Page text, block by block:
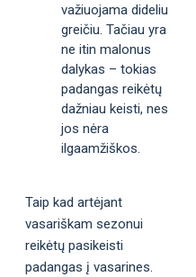
važiuojama dideliu
greičiu. Tačiau yra
ne itin malonus
dalykas – tokias
padangas reikėtų
dažniau keisti, nes
jos nėra
ilgaamžiškos.
Taip kad artėjant
vasariškam sezonui
reikėtų pasikeisti
padangas į vasarines.